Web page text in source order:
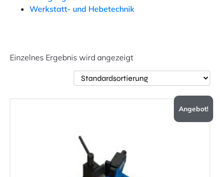
Werkstatt- und Hebetechnik
Einzelnes Ergebnis wird angezeigt
Angebot!